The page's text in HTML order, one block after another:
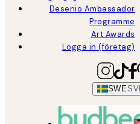
Desenio Ambassador
Programme
Art Awards
Logga in (företag)
SWE